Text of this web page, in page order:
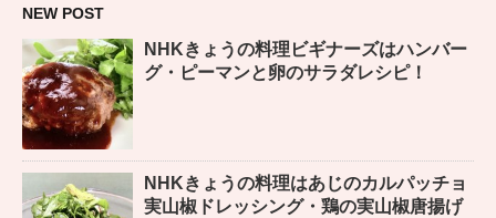
NEW POST
NHKきょうの料理ビギナーズはハンバー
グ・ピーマンと卵のサラダレシピ！
NHKきょうの料理はあじのカルパッチョ
実山椒ドレッシング・鶏の実山椒唐揚げ